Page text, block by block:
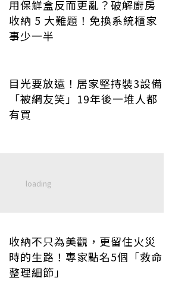
用保鮮盒反而更亂？破解廚房
收納 5 大難題！免換系統櫃家
事少一半
目光要放遠！居家堅持裝3設備
「被網友笑」19年後一堆人都
有買
收納不只為美觀，更留住火災
時的生路！專家點名5個「救命
整理細節」